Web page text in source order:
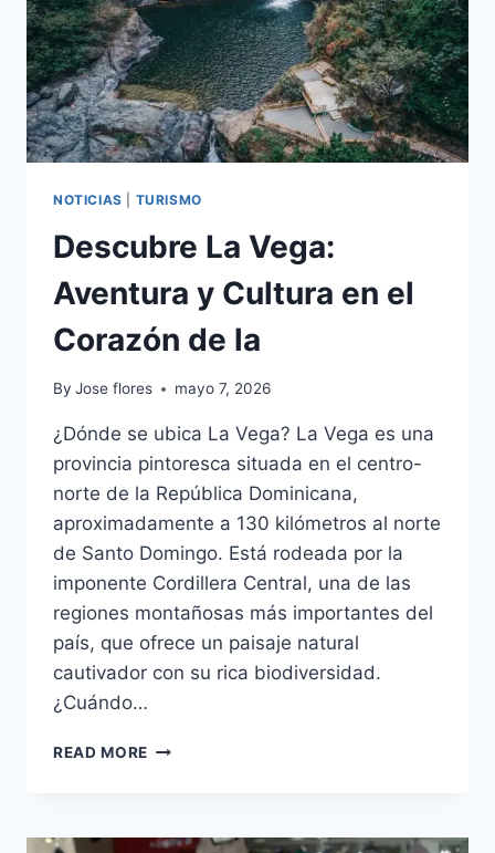
NOTICIAS TURISMO
Descubre La Vega:
Aventura y Cultura en el
Corazón de la
By Jose flores mayo 7, 2026
¿Dónde se ubica La Vega? La Vega es una
provincia pintoresca situada en el centro-
norte de la República Dominicana,
aproximadamente a 130 kilómetros al norte
de Santo Domingo. Está rodeada por la
imponente Cordillera Central, una de las
regiones montañosas más importantes del
país, que ofrece un paisaje natural
cautivador con su rica biodiversidad.
¿Cuándo…
READ MORE DESCUBRE
Y